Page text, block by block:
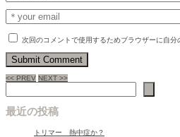
次回のコメントで使用するためブラウザーに自分
<< PREV NEXT >>
最近の投稿
トリマー 熱中症か？